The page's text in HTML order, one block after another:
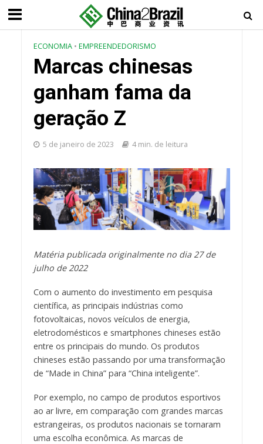
ECONOMIA • EMPREENDEDORISMO
Marcas chinesas
ganham fama da
geração Z
5 de janeiro de 2023 4 min. de leitura
Matéria publicada originalmente no dia 27 de
julho de 2022
Com o aumento do investimento em pesquisa
científica, as principais indústrias como
fotovoltaicas, novos veículos de energia,
eletrodomésticos e smartphones chineses estão
entre os principais do mundo. Os produtos
chineses estão passando por uma transformação
de “Made in China” para “China inteligente”.
Por exemplo, no campo de produtos esportivos
ao ar livre, em comparação com grandes marcas
estrangeiras, os produtos nacionais se tornaram
uma escolha econômica. As marcas de